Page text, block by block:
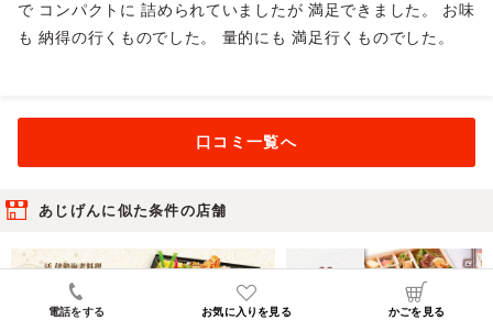
で コンパクトに 詰められていましたが 満足できました。 お味
も 納得の行くものでした。 量的にも 満足行くものでした。
口コミ一覧へ
あじげんに似た条件の店舗
電話をする お気に入りを見る かごを見る